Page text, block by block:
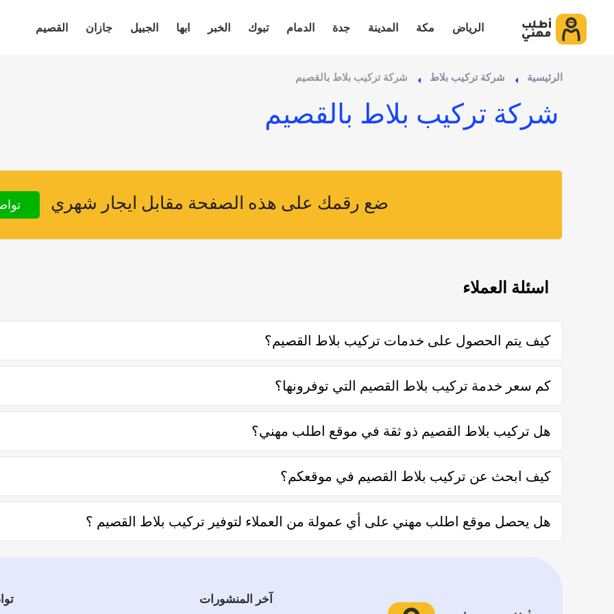
الرياض مكة المدينة جدة الدمام تبوك الخبر ابها الجبيل جازان القصيم
الرئيسية شركة تركيب بلاط شركة تركيب بلاط بالقصيم
شركة تركيب بلاط بالقصيم
ضع رقمك على هذه الصفحة مقابل ايجار شهري
اسئلة العملاء
كيف يتم الحصول على خدمات تركيب بلاط القصيم؟
يتم الحصول على خدمات تركيب بلاط القصيم من خلال التواصل معه إما على الواتساب أو تليفونياً وطلب الخدمة منه بعمل زيارة
كم سعر خدمة تركيب بلاط القصيم التي توفرونها؟
تختلف اسعار خدمات تركيب بلاط القصيم وفقاً لعدة عناصر منها قرب المسافة وحجم العمل وتوقيته وهل هو عمل مستعجل أم لا.
هل تركيب بلاط القصيم ذو ثقة في موقع اطلب مهني؟
نعم تركيب بلاط القصيم في موقع اطلب مهني ذو ثقة في التعامل فكل الفنيين والشركات يتم تقييمهم من عملاء حقيقيين وهذا
كيف ابحث عن تركيب بلاط القصيم في موقعكم؟
يُمكنك البحث عن تركيب بلاط القصيم في موقعنا من خلال تحديد المنطقة ثم تحديد المهنة وإختيار الفني الأقرب إليك والأفضل
من خلال العملاء بعد كل زيارة لهم.
هل يحصل موقع اطلب مهني على أي عمولة من العملاء لتوفير تركيب بلاط القصيم ؟
آخر المنشورات